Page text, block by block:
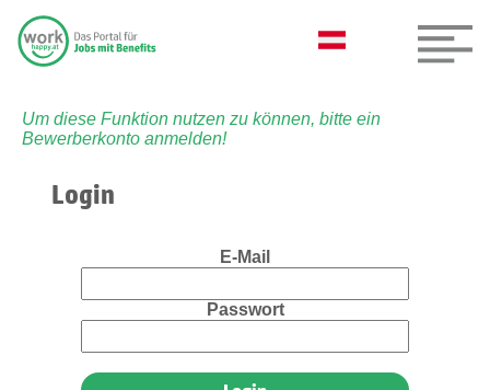
Um diese Funktion nutzen zu können, bitte ein
Bewerberkonto anmelden!
Login
E-Mail
Passwort